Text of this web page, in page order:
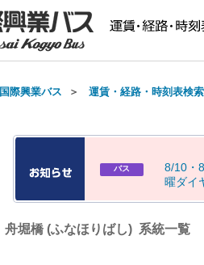
国際興業バス ＞ 運賃・経路・時刻表検索
バス 8/10 ・ 8
曜ダイ
舟堀橋 (ふなほりばし) 系統一覧